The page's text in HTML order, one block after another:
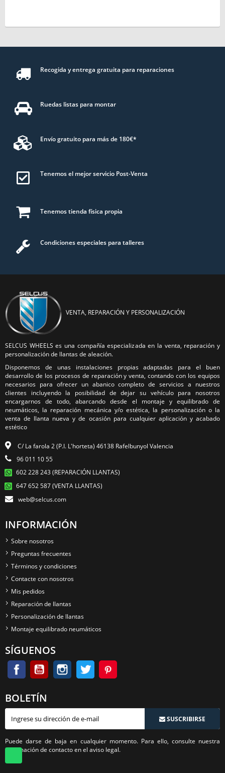
Recogida y entrega gratuita para reparaciones
Ruedas listas para montar
Envío gratuito para más de 180€*
Tenemos el mejor servicio Post-Venta
Tenemos tienda física propia
Condiciones especiales para talleres
VENTA, REPARACIÓN Y PERSONALIZACIÓN
SELCUS WHEELS es una compañía especializada en la venta, reparación y
personalización de llantas de aleación.
Disponemos de unas instalaciones propias adaptadas para el buen
desarrollo de los procesos de reparación y venta, contando con los equipos
necesarios para ofrecer un abanico completo de servicios a nuestros
clientes incluyendo la posibilidad de dejar su vehículo para nosotros
encargarnos de todo, abarcando desde el montaje y equilibrado de
neumáticos, la reparación mecánica y/o estética, la personalización o la
venta de llanta nueva y de ocasión para cualquier aplicación y acabado
estético
C/ La farola 2 (P.I. L'horteta) 46138 Rafelbunyol Valencia
96 011 10 55
602 228 243 (REPARACIÓN LLANTAS)
647 652 587 (VENTA LLANTAS)
web@selcus.com
INFORMACIÓN
Sobre nosotros
Preguntas frecuentes
Términos y condiciones
Contacte con nosotros
Mis pedidos
Reparación de llantas
Personalización de llantas
Montaje equilibrado neumáticos
SÍGUENOS
BOLETÍN
SUSCRIBIRSE
Puede darse de baja en cualquier momento. Para ello, consulte nuestra
información de contacto en el aviso legal.